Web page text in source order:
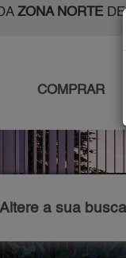
ZONA NORTEDE
COMPRAR
Altere a sua busca